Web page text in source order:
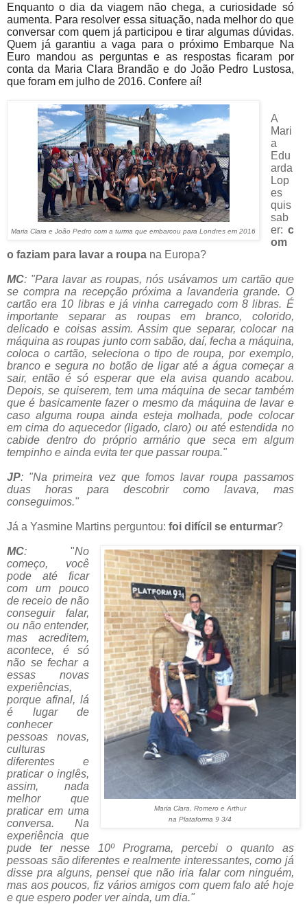
Enquanto o dia da viagem não chega, a curiosidade só
aumenta. Para resolver essa situação, nada melhor do que
conversar com quem já participou e tirar algumas dúvidas.
Quem já garantiu a vaga para o próximo Embarque Na
Euro mandou as perguntas e as respostas ficaram por
conta da Maria Clara Brandão e do João Pedro Lustosa,
que foram em julho de 2016. Confere aí!
Maria Clara e João Pedro com a turma que embarcou para Londres em 2016
A
Mari
a
Edu
arda
Lop
es
quis
sab
er: c
om
o faziam para lavar a roupa na Europa?
MC: "Para lavar as roupas, nós usávamos um cartão que
se compra na recepção próxima a lavanderia grande. O
cartão era 10 libras e já vinha carregado com 8 libras. É
importante separar as roupas em branco, colorido,
delicado e coisas assim. Assim que separar, colocar na
máquina as roupas junto com sabão, daí, fecha a máquina,
coloca o cartão, seleciona o tipo de roupa, por exemplo,
branco e segura no botão de ligar até a água começar a
sair, então é só esperar que ela avisa quando acabou.
Depois, se quiserem, tem uma máquina de secar também
que é basicamente fazer o mesmo da máquina de lavar e
caso alguma roupa ainda esteja molhada, pode colocar
em cima do aquecedor (ligado, claro) ou até estendida no
cabide dentro do próprio armário que seca em algum
tempinho e ainda evita ter que passar roupa."
JP: "Na primeira vez que fomos lavar roupa passamos
duas horas para descobrir como lavava, mas
conseguimos."
Já a Yasmine Martins perguntou: foi difícil se enturmar?
Maria Clara, Romero e Arthur
na Plataforma 9 3/4
MC: "No
começo, você
pode até ficar
com um pouco
de receio de não
conseguir falar,
ou não entender,
mas acreditem,
acontece, é só
não se fechar a
essas novas
experiências,
porque afinal, lá
é lugar de
conhecer
pessoas novas,
culturas
diferentes e
praticar o inglês,
assim, nada
melhor que
praticar em uma
conversa. Na
experiência que
pude ter nesse 10º Programa, percebi o quanto as
pessoas são diferentes e realmente interessantes, como já
disse pra alguns, pensei que não iria falar com ninguém,
mas aos poucos, fiz vários amigos com quem falo até hoje
e que espero poder ver ainda, um dia."